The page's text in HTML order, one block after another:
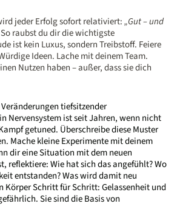
jeder Erfolg sofort relativiert:„Gut – und
raubst du dir die wichtigste
ist kein Luxus, sondern Treibstoff. Feiere
Ideen. Lache mit deinem Team.
Nutzen haben – außer, dass sie dich
tiefsitzender
Nervensystem ist seit Jahren, wenn nicht
getuned. Überschreibe diese Muster
Mache kleine Experimente mit deinem
dir eine Situation mit dem neuen
reflektiere: Wie hat sich das angefühlt? Wo
entstanden? Was wird damit neu
Körper Schritt für Schritt: Gelassenheit und
Sie sind die Basis von